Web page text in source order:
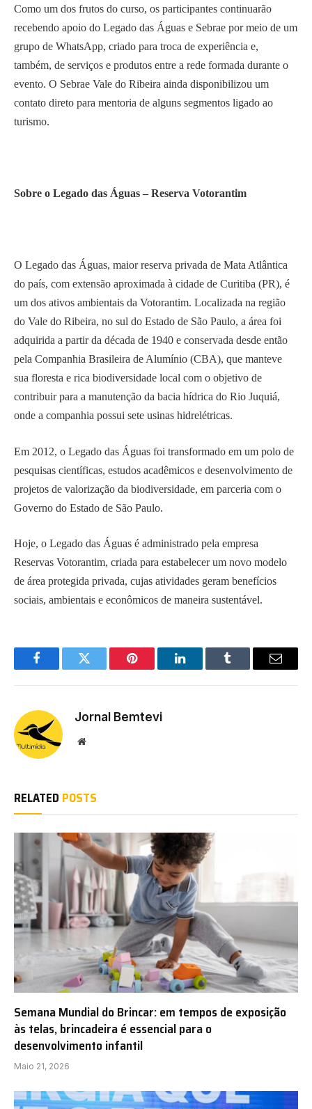
Como um dos frutos do curso, os participantes continuarão
recebendo apoio do Legado das Águas e Sebrae por meio de um
grupo de WhatsApp, criado para troca de experiência e,
também, de serviços e produtos entre a rede formada durante o
evento. O Sebrae Vale do Ribeira ainda disponibilizou um
contato direto para mentoria de alguns segmentos ligado ao
turismo.
Sobre o Legado das Águas – Reserva Votorantim
O Legado das Águas, maior reserva privada de Mata Atlântica
do país, com extensão aproximada à cidade de Curitiba (PR), é
um dos ativos ambientais da Votorantim. Localizada na região
do Vale do Ribeira, no sul do Estado de São Paulo, a área foi
adquirida a partir da década de 1940 e conservada desde então
pela Companhia Brasileira de Alumínio (CBA), que manteve
sua floresta e rica biodiversidade local com o objetivo de
contribuir para a manutenção da bacia hídrica do Rio Juquiá,
onde a companhia possui sete usinas hidrelétricas.
Em 2012, o Legado das Águas foi transformado em um polo de
pesquisas científicas, estudos acadêmicos e desenvolvimento de
projetos de valorização da biodiversidade, em parceria com o
Governo do Estado de São Paulo.
Hoje, o Legado das Águas é administrado pela empresa
Reservas Votorantim, criada para estabelecer um novo modelo
de área protegida privada, cujas atividades geram benefícios
sociais, ambientais e econômicos de maneira sustentável.
FacebookTwitter Pinterest LinkedInTumblr Email
Jornal Bemtevi
Website
RELATED POSTS
Semana Mundial do Brincar: em tempos de exposição
às telas, brincadeira é essencial para o
desenvolvimento infantil
Maio 21, 2026